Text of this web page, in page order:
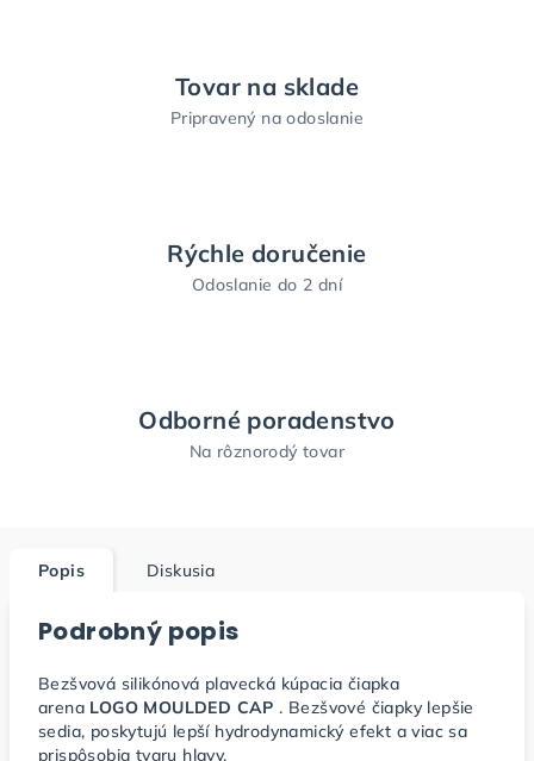
Tovar na sklade
Pripravený na odoslanie
Rýchle doručenie
Odoslanie do 2 dní
Odborné poradenstvo
Na rôznorodý tovar
Popis Diskusia
Podrobný popis
Bezšvová silikónová plavecká kúpacia čiapka
arena LOGO MOULDED CAP . Bezšvové čiapky lepšie
sedia, poskytujú lepší hydrodynamický efekt a viac sa
prispôsobia tvaru hlavy.